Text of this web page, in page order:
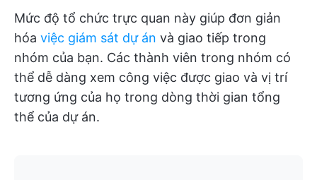
Mức độ tổ chức trực quan này giúp đơn giản
hóa việc giám sát dự án và giao tiếp trong
nhóm của bạn. Các thành viên trong nhóm có
thể dễ dàng xem công việc được giao và vị trí
tương ứng của họ trong dòng thời gian tổng
thể của dự án.